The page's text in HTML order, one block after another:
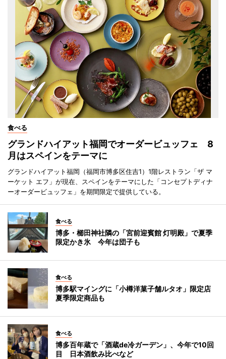
食べる
グランドハイアット福岡でオーダービュッフェ 8
月はスペインをテーマに
グランドハイアット福岡（福岡市博多区住吉1）1階レストラン「ザ マ
ーケット エフ」が現在、スペインをテーマにした「コンセプトディナ
ーオーダービュッフェ」を期間限定で提供している。
食べる
博多・櫛田神社隣の「宮前迎賓館 灯明殿」で夏季
限定かき氷 今年は団子も
食べる
博多駅マイングに「小樽洋菓子舗ルタオ」限定店
夏季限定商品も
食べる
博多百年蔵で「酒蔵de冷ガーデン」、今年で10回
目 日本酒飲み比べなど